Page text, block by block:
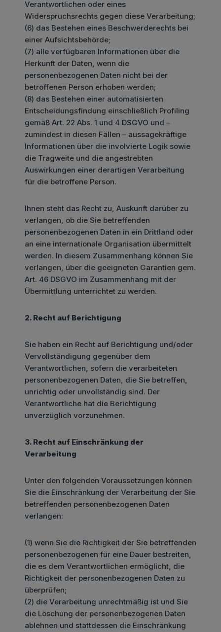
Verantwortlichen oder eines
Widerspruchsrechts gegen diese Verarbeitung;
(6) das Bestehen eines Beschwerderechts bei
einer Aufsichtsbehörde;
(7) alle verfügbaren Informationen über die
Herkunft der Daten, wenn die
personenbezogenen Daten nicht bei der
betroffenen Person erhoben werden;
(8) das Bestehen einer automatisierten
Entscheidungsfindung einschließlich Profiling
gemäß Art. 22 Abs. 1 und 4 DSGVO und –
zumindest in diesen Fällen – aussagekräftige
Informationen über die involvierte Logik sowie
die Tragweite und die angestrebten
Auswirkungen einer derartigen Verarbeitung
für die betroffene Person.
Ihnen steht das Recht zu, Auskunft darüber zu
verlangen, ob die Sie betreffenden
personenbezogenen Daten in ein Drittland oder
an eine internationale Organisation übermittelt
werden. In diesem Zusammenhang können Sie
verlangen, über die geeigneten Garantien gem.
Art. 46 DSGVO im Zusammenhang mit der
Übermittlung unterrichtet zu werden.
2. Recht auf Berichtigung
Sie haben ein Recht auf Berichtigung und/oder
Vervollständigung gegenüber dem
Verantwortlichen, sofern die verarbeiteten
personenbezogenen Daten, die Sie betreffen,
unrichtig oder unvollständig sind. Der
Verantwortliche hat die Berichtigung
unverzüglich vorzunehmen.
3. Recht auf Einschränkung der
Verarbeitung
Unter den folgenden Voraussetzungen können
Sie die Einschränkung der Verarbeitung der Sie
betreffenden personenbezogenen Daten
verlangen:
(1) wenn Sie die Richtigkeit der Sie betreffenden
personenbezogenen für eine Dauer bestreiten,
die es dem Verantwortlichen ermöglicht, die
Richtigkeit der personenbezogenen Daten zu
überprüfen;
(2) die Verarbeitung unrechtmäßig ist und Sie
die Löschung der personenbezogenen Daten
ablehnen und stattdessen die Einschränkung